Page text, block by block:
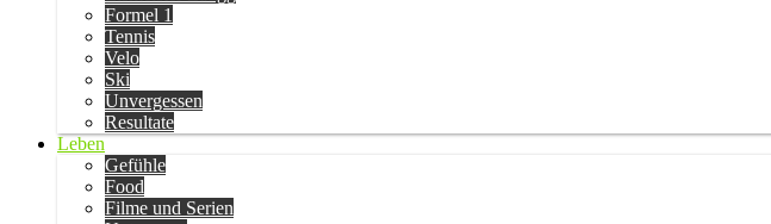
Formel 1
Tennis
Velo
Ski
Unvergessen
Resultate
Leben
Gefühle
Food
Filme und Serien